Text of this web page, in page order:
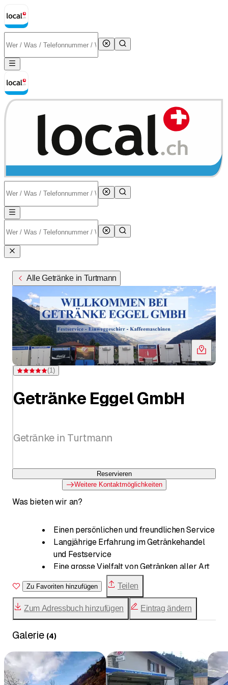
Alle Getränke in Turtmann
Bewertung 5 von 5 Sternen bei einer Bewertung
(1)
Getränke Eggel GmbH
Getränke in Turtmann
Reservieren
Weitere Kontaktmöglichkeiten
Was bieten wir an?
Einen persönlichen und freundlichen Service
Langjährige Erfahrung im Getränkehandel
und Festservice
Eine grosse Vielfalt von Getränken aller Art
aus dem In- und Ausland
Einen bequemen Hauslieferdienst
Einen zuverlässigen Fest- und
Nachlieferdienst
passend zu Ihrem Anlass
Die perfekte Lösung, damit an Ihrem Fest der
Kaffeegenuss nicht zu kurz kommt
Die Vermietung von Kühlschränken und -
Zu Favoriten hinzufügen Teilen
Zum Adressbuch hinzufügen Eintrag ändern
Galerie (4)